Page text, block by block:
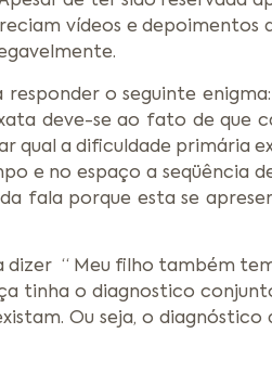
vídeos e depoimentos
o seguinte
deve-se ao fato de
qual a dificuldade primária
e no espaço a seqüência
fala porque esta se
“ Meu filho também
tinha o diagnostico
Ou seja, o